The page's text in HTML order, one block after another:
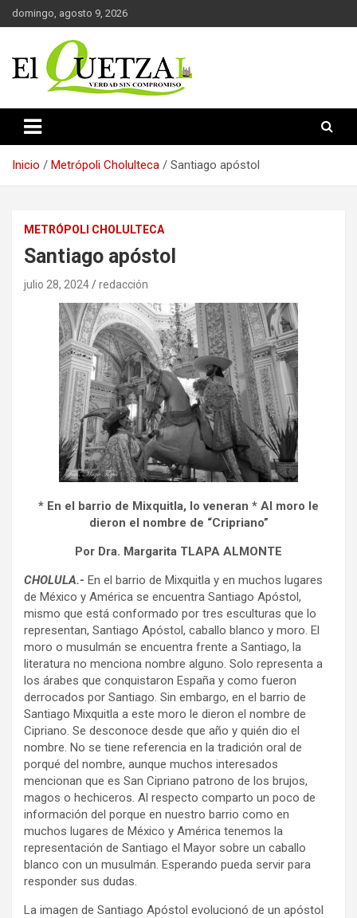
Saltar
al
domingo, agosto 9, 2026
El Quetzal de Cholula
Inicio Metrópoli Cholulteca Santiago apóstol
METRÓPOLI CHOLULTECA
Santiago apóstol
julio 28, 2024 redacción
* En el barrio de Mixquitla, lo veneran * Al moro le
dieron el nombre de “Cripriano”
Por Dra. Margarita TLAPA ALMONTE
CHOLULA.- En el barrio de Mixquitla y en muchos lugares
de México y América se encuentra Santiago Apóstol,
mismo que está conformado por tres esculturas que lo
representan, Santiago Apóstol, caballo blanco y moro. El
moro o musulmán se encuentra frente a Santiago, la
literatura no menciona nombre alguno. Solo representa a
los árabes que conquistaron España y como fueron
derrocados por Santiago. Sin embargo, en el barrio de
Santiago Mixquitla a este moro le dieron el nombre de
Cipriano. Se desconoce desde que año y quién dio el
nombre. No se tiene referencia en la tradición oral de
porqué del nombre, aunque muchos interesados
mencionan que es San Cipriano patrono de los brujos,
magos o hechiceros. Al respecto comparto un poco de
información del porque en nuestro barrio como en
muchos lugares de México y América tenemos la
representación de Santiago el Mayor sobre un caballo
blanco con un musulmán. Esperando pueda servir para
responder sus dudas.
La imagen de Santiago Apóstol evolucionó de un apóstol